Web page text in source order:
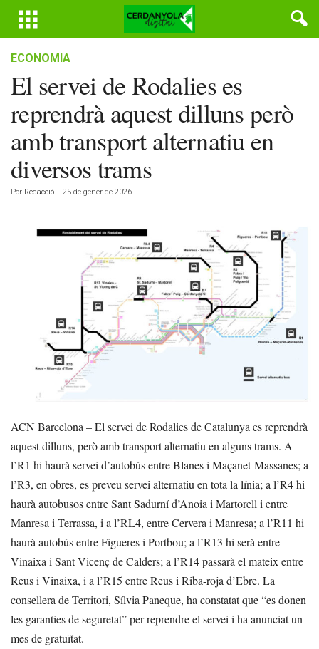
ECONOMIA
El servei de Rodalies es
reprendrà aquest dilluns però
amb transport alternatiu en
diversos trams
Por Redacció - 25 de gener de 2026
ACN Barcelona – El servei de Rodalies de Catalunya es reprendrà
aquest dilluns, però amb transport alternatiu en alguns trams. A
l’R1 hi haurà servei d’autobús entre Blanes i Maçanet-Massanes; a
l’R3, en obres, es preveu servei alternatiu en tota la línia; a l’R4 hi
haurà autobusos entre Sant Sadurní d’Anoia i Martorell i entre
Manresa i Terrassa, i a l’RL4, entre Cervera i Manresa; a l’R11 hi
haurà autobús entre Figueres i Portbou; a l’R13 hi serà entre
Vinaixa i Sant Vicenç de Calders; a l’R14 passarà el mateix entre
Reus i Vinaixa, i a l’R15 entre Reus i Riba-roja d’Ebre. La
consellera de Territori, Sílvia Paneque, ha constatat que “es donen
les garanties de seguretat” per reprendre el servei i ha anunciat un
mes de gratuïtat.